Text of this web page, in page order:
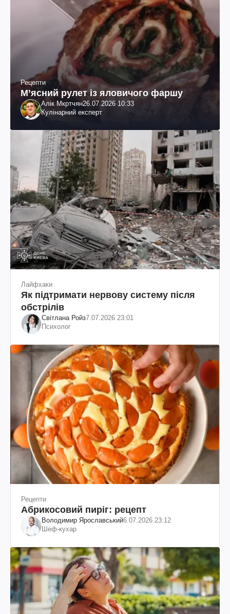
Рецепти
М’ясний рулет із яловичого фаршу
Алік Мкртчян26.07.2026 10:33
Кулінарний експерт
Лайфхаки
Як підтримати нервову систему після
обстрілів
Світлана Ройз7.07.2026 23:01
Психолог
Рецепти
Абрикосовий пиріг: рецепт
Володимир Ярославський6.07.2026 23:12
Шеф-кухар